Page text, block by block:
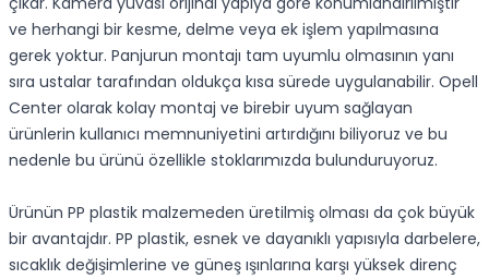
ve herhangi bir kesme, delme veya ek işlem yapılmasına
gerek yoktur. Panjurun montajı tam uyumlu olmasının yanı
sıra ustalar tarafından oldukça kısa sürede uygulanabilir. Opell
Center olarak kolay montaj ve birebir uyum sağlayan
ürünlerin kullanıcı memnuniyetini artırdığını biliyoruz ve bu
nedenle bu ürünü özellikle stoklarımızda bulunduruyoruz.
Ürünün PP plastik malzemeden üretilmiş olması da çok büyük
bir avantajdır. PP plastik, esnek ve dayanıklı yapısıyla darbelere,
sıcaklık değişimlerine ve güneş ışınlarına karşı yüksek direnç